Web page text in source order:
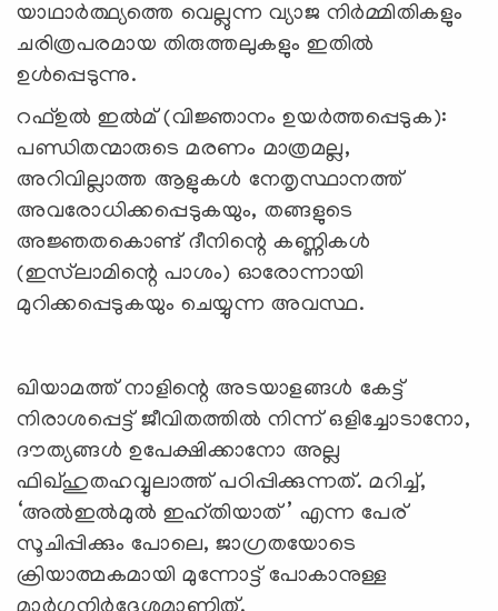
യാഥാർത്ഥ്യത്തെ വെല്ലുന്ന വ്യാജ നിർമ്മിതികളും
ചരിത്രപരമായ തിരുത്തലുകളും ഇതിൽ
ഉൾപ്പെടുന്നു.
റഫ്ഉൽ ഇൽമ് (വിജ്ഞാനം ഉയർത്തപ്പെടുക):
പണ്ഡിതന്മാരുടെ മരണം മാത്രമല്ല,
അറിവില്ലാത്ത ആളുകൾ നേതൃസ്ഥാനത്ത്
അവരോധിക്കപ്പെടുകയും, തങ്ങളുടെ
അജ്ഞതകൊണ്ട് ദീനിന്റെ കണ്ണികള്‍
(ഇസ്‌ലാമിന്റെ പാശം) ഓരോന്നായി
മുറിക്കപ്പെടുകയും ചെയ്യുന്ന അവസ്ഥ.
ഖിയാമത്ത് നാളിന്റെ അടയാളങ്ങൾ കേട്ട്
നിരാശപ്പെട്ട് ജീവിതത്തിൽ നിന്ന് ഒളിച്ചോടാനോ,
ദൗത്യങ്ങൾ ഉപേക്ഷിക്കാനോ അല്ല
ഫിഖ്ഹുതഹവ്വുലാത്ത് പഠിപ്പിക്കുന്നത്. മറിച്ച്,
‘അൽഇൽമുൽ ഇഹ്തിയാത്’ എന്ന പേര്
സൂചിപ്പിക്കും പോലെ, ജാഗ്രതയോടെ
ക്രിയാത്മകമായി മുന്നോട്ട് പോകാനുള്ള